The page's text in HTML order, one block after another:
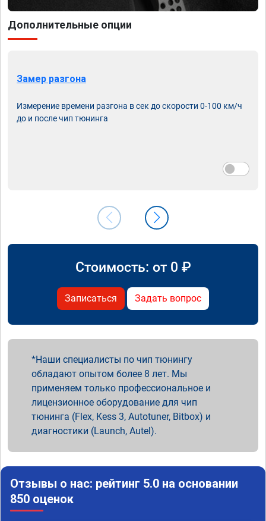
Дополнительные опции
Замер разгона
Измерение времени разгона в сек до скорости 0-100 км/ч
до и после чип тюнинга
Стоимость: от 0 ₽
Записаться Задать вопрос
Наши специалисты по чип тюнингу
обладают опытом более 8 лет. Мы
применяем только профессиональное и
лицензионное оборудование для чип
тюнинга (Flex, Kess 3, Autotuner, Bitbox) и
диагностики (Launch, Autel).
Отзывы о нас: рейтинг 5.0 на основании
850 оценок